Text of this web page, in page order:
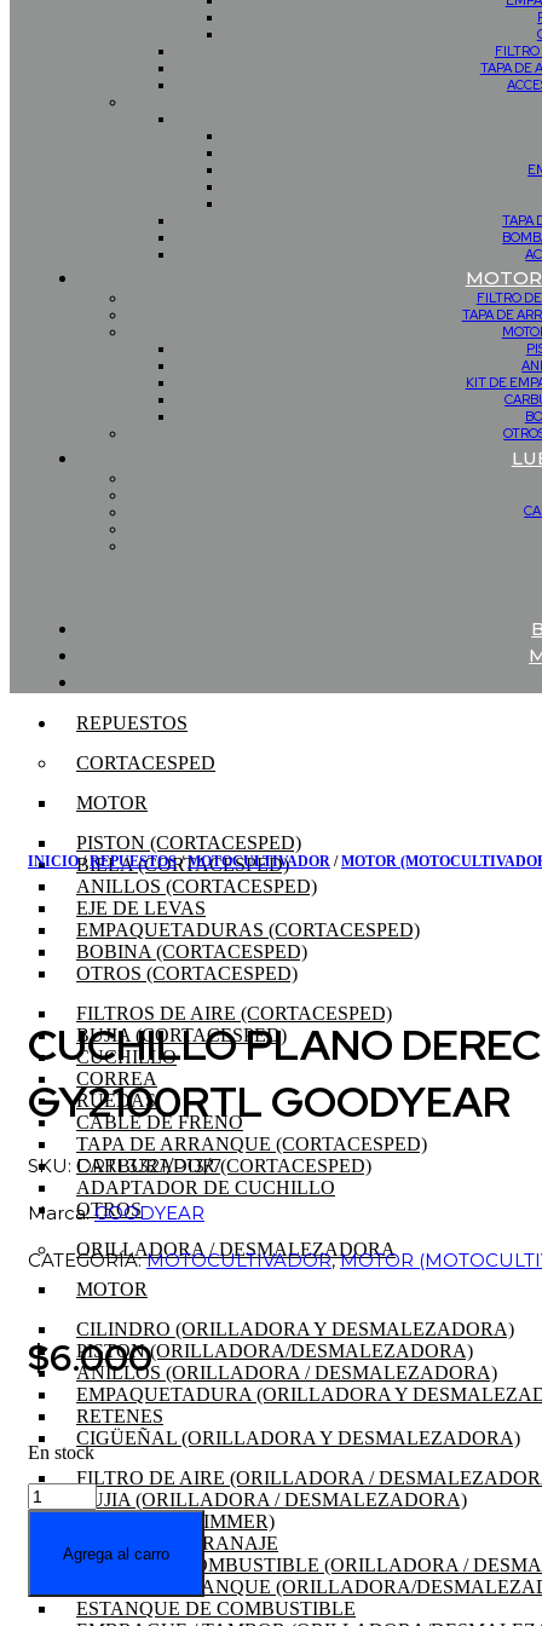
TAPA DE
TAPA
FILTRO
TAPA DE
KIT DE
REPUESTOS
CORTACESPED
MOTOR
PISTON (CORTACESPED)
BIELA (CORTACESPED)
ANILLOS (CORTACESPED)
EJE DE LEVAS
EMPAQUETADURAS (CORTACESPED)
BOBINA (CORTACESPED)
OTROS (CORTACESPED)
FILTROS DE AIRE (CORTACESPED)
BUJIA (CORTACESPED)
CUCHILLO
CORREA
RUEDAS
CABLE DE FRENO
TAPA DE ARRANQUE (CORTACESPED)
CARBURADOR (CORTACESPED)
ADAPTADOR DE CUCHILLO
OTROS
ORILLADORA / DESMALEZADORA
MOTOR
CILINDRO (ORILLADORA Y DESMALEZADORA)
PISTON (ORILLADORA/DESMALEZADORA)
ANILLOS (ORILLADORA / DESMALEZADORA)
EMPAQUETADURA (ORILLADORA Y
RETENES
CIGÜEÑAL (ORILLADORA Y DESMALEZADORA)
FILTRO DE AIRE (ORILLADORA /
BUJIA (ORILLADORA / DESMALEZADORA)
CABEZAL (TRIMMER)
CAJA DE ENGRANAJE
FILTRO DE COMBUSTIBLE (ORILLADORA /
TAPA DE ARRANQUE (ORILLADORA/
ESTANQUE DE COMBUSTIBLE
INICIO/REPUESTOS/MOTOCULTIVADOR /MOTOR
CUCHILLO PLANO
GY2100RTL GOODYEAR
SKU: DRTL3321/P13/7
Marca:GOODYEAR
CATEGORÍA:MOTOCULTIVADOR,MOTOR
$6.000
En stock
CUCHILLO
PLANO
ABREZANJA
MOTOCULTIVADOR
GY2100RTL
Agrega al carro